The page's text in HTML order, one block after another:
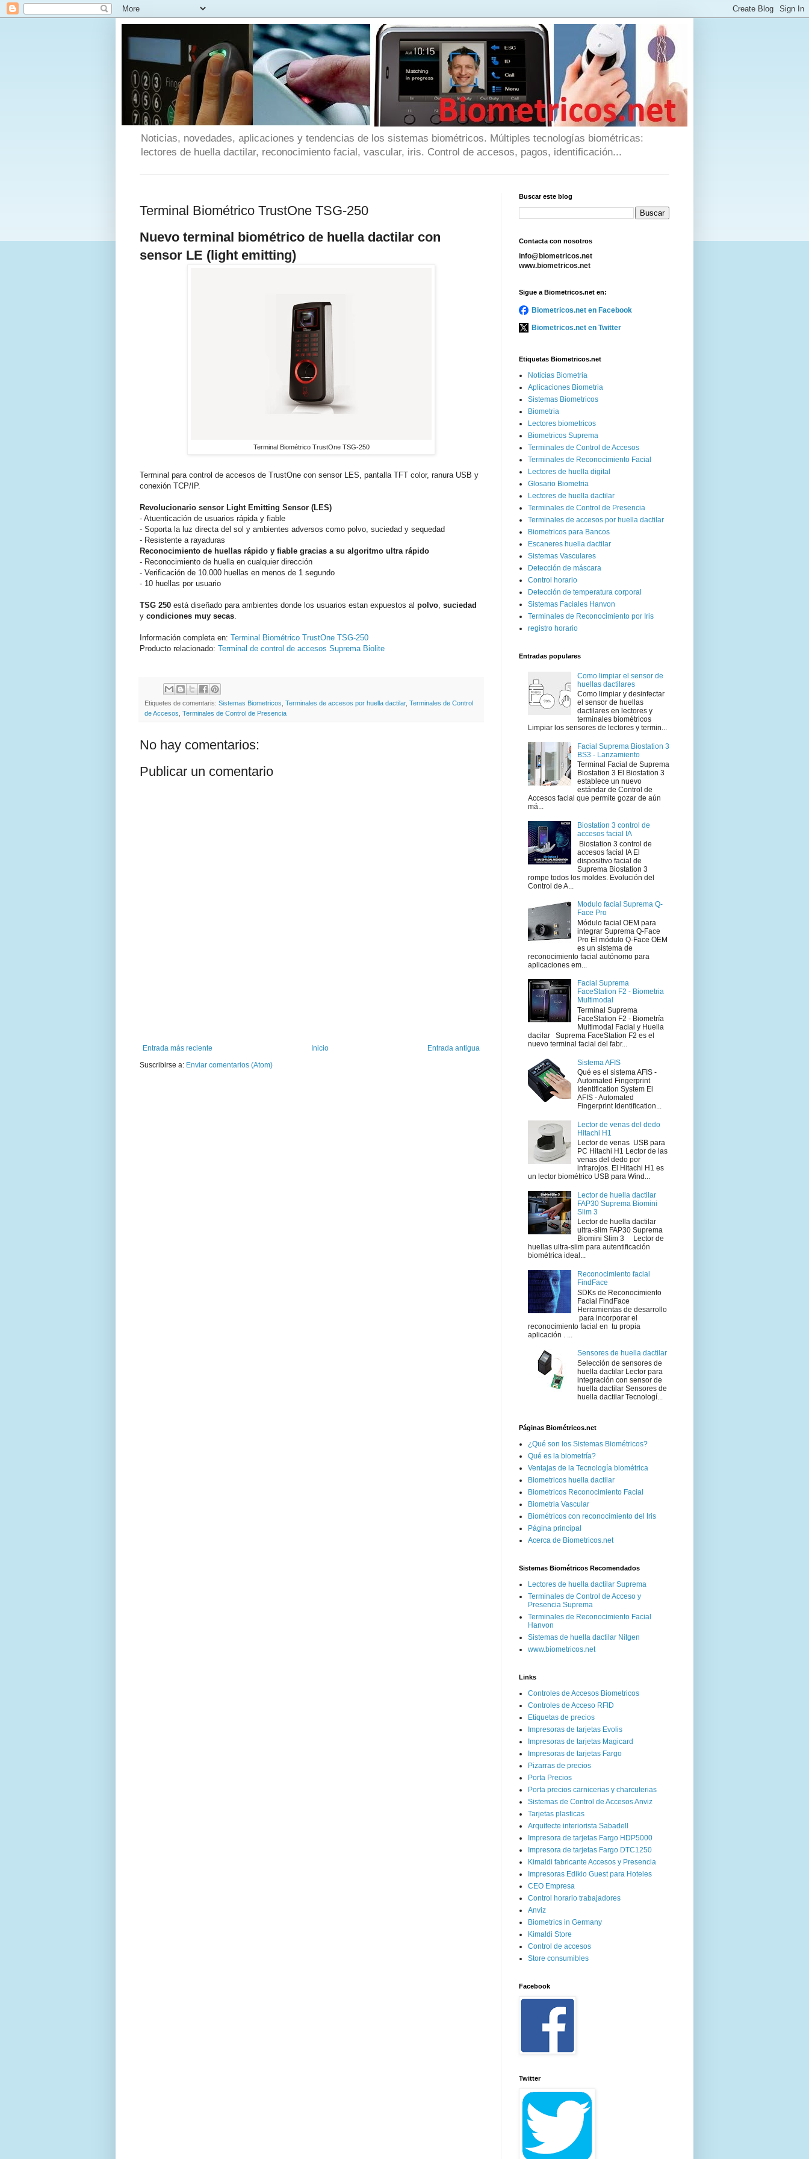
Noticias, novedades, aplicaciones y tendencias de los sistemas biométricos. Múltiples tecnologías biométricas:
lectores de huella dactilar, reconocimiento facial, vascular, iris. Control de accesos, pagos, identificación...
Terminal Biométrico TrustOne TSG-250
Nuevo terminal biométrico de huella dactilar con
sensor LE (light emitting)
Terminal Biométrico TrustOne TSG-250
Terminal para control de accesos de TrustOne con sensor LES, pantalla TFT color, ranura USB y
conexión TCP/IP.
Revolucionario sensor Light Emitting Sensor (LES)
- Atuenticación de usuarios rápida y fiable
- Soporta la luz directa del sol y ambientes adversos como polvo, suciedad y sequedad
- Resistente a rayaduras
Reconocimiento de huellas rápido y fiable gracias a su algoritmo ultra rápido
- Reconocimiento de huella en cualquier dirección
- Verificación de 10.000 huellas en menos de 1 segundo
- 10 huellas por usuario
TSG 250 está diseñado para ambientes donde los usuarios estan expuestos al polvo suciedad
y condiciones muy secas
Información completa en: Terminal Biométrico TrustOne TSG-250
Producto relacionado: Terminal de control de accesos Suprema Biolite
Etiquetes de comentaris: Sistemas Biometricos Terminales de accesos por huella dactilar, Terminales de Control
de Accesos Terminales de Control de Presencia
No hay comentarios:
Publicar un comentario
Entrada más reciente Entrada antigua
Inicio
Suscribirse a: Enviar comentarios (Atom)
Buscar este blog
Contacta con nosotros
info@biometricos.net
www.biometricos.net
Sigue a Biometricos.net en:
Biometricos.net en Facebook
Biometricos.net en Twitter
Etiquetas Biometricos.net
Noticias Biometria
Aplicaciones Biometria
Sistemas Biometricos
Biometria
Lectores biometricos
Biometricos Suprema
Terminales de Control de Accesos
Terminales de Reconocimiento Facial
Lectores de huella digital
Glosario Biometria
Lectores de huella dactilar
Terminales de Control de Presencia
Terminales de accesos por huella dactilar
Biometricos para Bancos
Escaneres huella dactilar
Sistemas Vasculares
Detección de máscara
Control horario
Detección de temperatura corporal
Sistemas Faciales Hanvon
Terminales de Reconocimiento por Iris
registro horario
Entradas populares
Como limpiar el sensor de
huellas dactilares
Como limpiar y desinfectar
el sensor de huellas
dactilares en lectores y
terminales biométricos
Limpiar los sensores de lectores y termin...
Facial Suprema Biostation 3
BS3 - Lanzamiento
Terminal Facial de Suprema
Biostation 3 El Biostation 3
establece un nuevo
estándar de Control de
Accesos facial que permite gozar de aún
má...
Biostation 3 control de
accesos facial IA
Biostation 3 control de
accesos facial IA El
dispositivo facial de
Suprema Biostation 3
rompe todos los moldes. Evolución del
Control de A...
Modulo facial Suprema Q-
Face Pro
Módulo facial OEM para
integrar Suprema Q-Face
Pro El módulo Q-Face OEM
es un sistema de
reconocimiento facial autónomo para
aplicaciones em...
Facial Suprema
FaceStation F2 - Biometria
Multimodal
Terminal Suprema
FaceStation F2 - Biometría
Multimodal Facial y Huella
dacilar Suprema FaceStation F2 es el
nuevo terminal facial del fabr...
Sistema AFIS
Qué es el sistema AFIS -
Automated Fingerprint
Identification System El
AFIS - Automated
Fingerprint Identification...
Lector de venas del dedo
Hitachi H1
Lector de venas USB para
PC Hitachi H1 Lector de las
venas del dedo por
infrarojos. El Hitachi H1 es
un lector biométrico USB para Wind...
Lector de huella dactilar
FAP30 Suprema Biomini
Slim 3
Lector de huella dactilar
ultra-slim FAP30 Suprema
Biomini Slim 3 Lector de
huellas ultra-slim para autentificación
biométrica ideal...
Reconocimiento facial
FindFace
SDKs de Reconocimiento
Facial FindFace
Herramientas de desarrollo
para incorporar el
reconocimiento facial en tu propia
aplicación . ...
Sensores de huella dactilar
Selección de sensores de
huella dactilar Lector para
integración con sensor de
huella dactilar Sensores de
huella dactilar Tecnologí...
Páginas Biométricos.net
¿Qué son los Sistemas Biométricos?
Qué es la biometría?
Ventajas de la Tecnología biométrica
Biometricos huella dactilar
Biometricos Reconocimiento Facial
Biometria Vascular
Biométricos con reconocimiento del Iris
Página principal
Acerca de Biometricos.net
Sistemas Biométricos Recomendados
Lectores de huella dactilar Suprema
Terminales de Control de Acceso y
Presencia Suprema
Terminales de Reconocimiento Facial
Hanvon
Sistemas de huella dactilar Nitgen
www.biometricos.net
Links
Controles de Accesos Biometricos
Controles de Acceso RFID
Etiquetas de precios
Impresoras de tarjetas Evolis
Impresoras de tarjetas Magicard
Impresoras de tarjetas Fargo
Pizarras de precios
Porta Precios
Porta precios carnicerias y charcuterias
Sistemas de Control de Accesos Anviz
Tarjetas plasticas
Arquitecte interiorista Sabadell
Impresora de tarjetas Fargo HDP5000
Impresora de tarjetas Fargo DTC1250
Kimaldi fabricante Accesos y Presencia
Impresoras Edikio Guest para Hoteles
CEO Empresa
Control horario trabajadores
Anviz
Biometrics in Germany
Kimaldi Store
Control de accesos
Store consumibles
Facebook
Twitter